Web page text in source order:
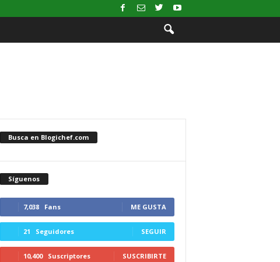
Busca en Blogichef.com
Síguenos
7,038 Fans ME GUSTA
21 Seguidores SEGUIR
10,400 Suscriptores SUSCRIBIRTE